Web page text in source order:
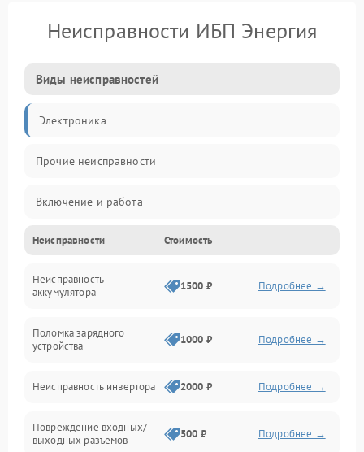
Неисправности ИБП Энергия
Виды неисправностей
Электроника
Прочие неисправности
Включение и работа
Работа с нагрузкой
Звук и индикация
Механические повреждения
Неисправности Стоимость
Неисправность
аккумулятора
1500 ₽ Подробнее →
Поломка зарядного
устройства
1000 ₽ Подробнее →
Неисправность инвертора 2000 ₽ Подробнее →
Повреждение входных/
выходных разъемов
500 ₽ Подробнее →